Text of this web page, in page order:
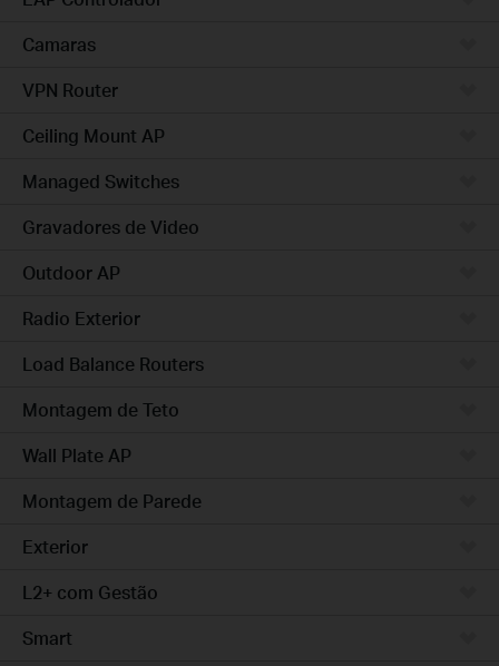
Camaras
VPN Router
Ceiling Mount AP
Managed Switches
Gravadores de Video
Outdoor AP
Radio Exterior
Load Balance Routers
Montagem de Teto
Wall Plate AP
Montagem de Parede
Exterior
L2+ com Gestão
Smart